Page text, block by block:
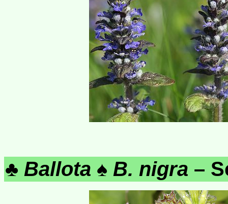
♣ Ballota ♠ B. nigra –